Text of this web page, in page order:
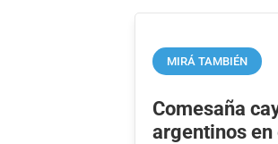
MIRÁ TAMBIÉN
Comesaña
argentinos